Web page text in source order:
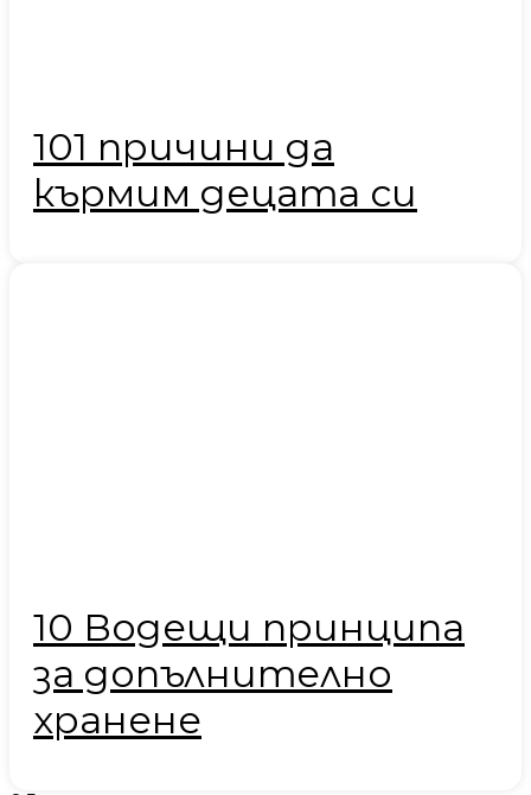
101 причини да
кърмим децата си
10 Водещи принципа
за допълнително
хранене